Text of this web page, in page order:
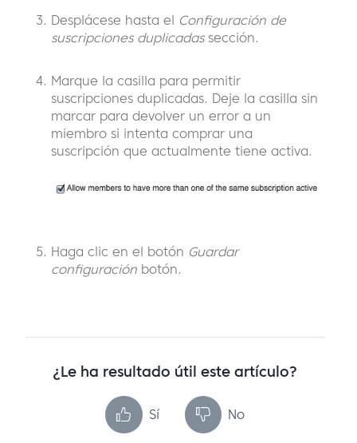
Desplácese hasta el Configuración de
suscripciones duplicadassección.
Marque la casilla para permitir
suscripciones duplicadas. Deje la casilla sin
marcar para devolver un error a un
miembro si intenta comprar una
suscripción que actualmente tiene activa.
Haga clic en el botón Guardar
configuración botón.
¿Le ha resultado útil este artículo?
Sí No